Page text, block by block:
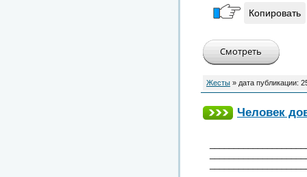
Копировать
Жесты » дата публикации:
Человек